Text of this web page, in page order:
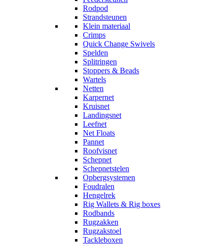
Rodpod
Strandsteunen
Klein materiaal
Crimps
Quick Change Swivels
Spelden
Splitringen
Stoppers & Beads
Wartels
Netten
Karpernet
Kruisnet
Landingsnet
Leefnet
Net Floats
Pannet
Roofvisnet
Schepnet
Schepnetstelen
Opbergsystemen
Foudralen
Hengelrek
Rig Wallets & Rig boxes
Rodbands
Rugzakken
Rugzakstoel
Tackleboxen